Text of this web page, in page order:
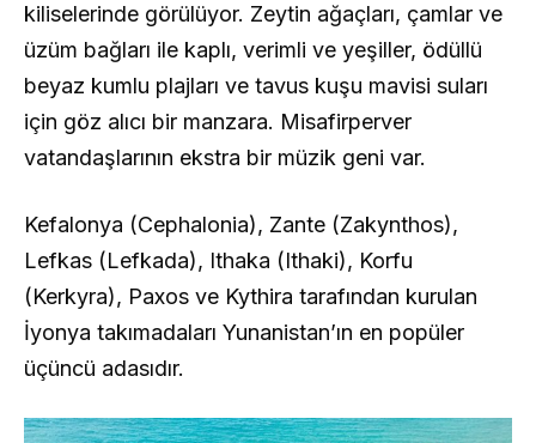
kiliselerinde görülüyor. Zeytin ağaçları, çamlar ve
üzüm bağları ile kaplı, verimli ve yeşiller, ödüllü
beyaz kumlu plajları ve tavus kuşu mavisi suları
için göz alıcı bir manzara. Misafirperver
vatandaşlarının ekstra bir müzik geni var.
Kefalonya (Cephalonia), Zante (Zakynthos),
Lefkas (Lefkada), Ithaka (Ithaki), Korfu
(Kerkyra), Paxos ve Kythira tarafından kurulan
İyonya takımadaları Yunanistan’ın en popüler
üçüncü adasıdır.